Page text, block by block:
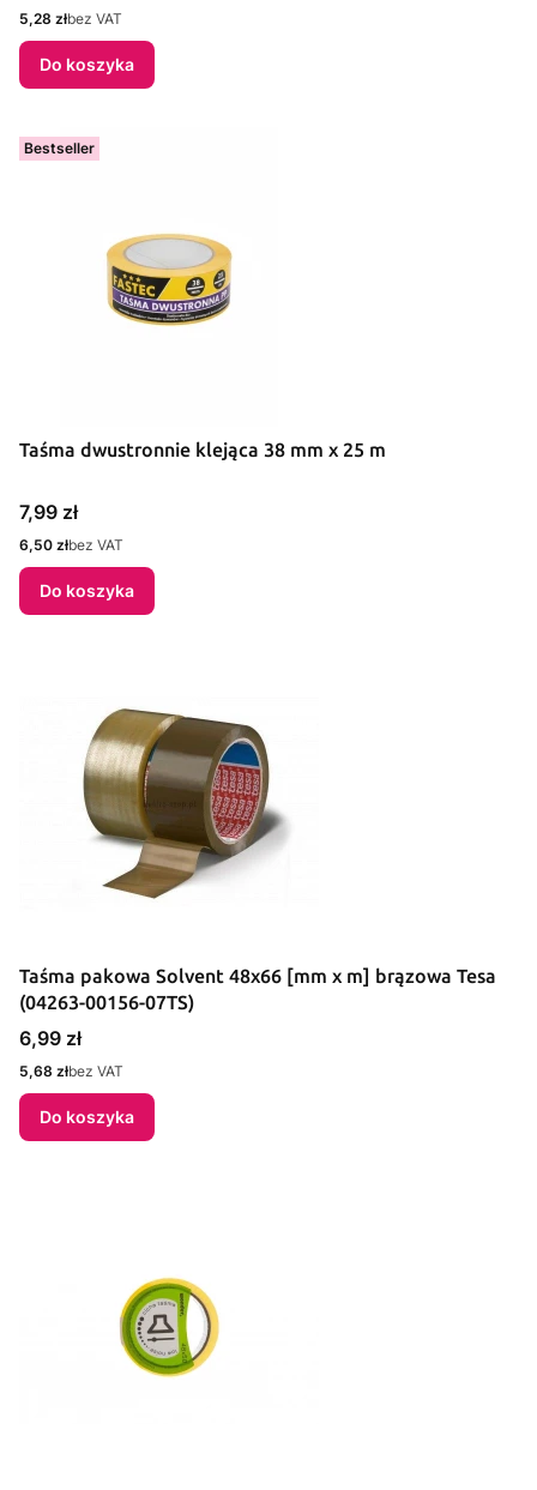
Cena
5,28 złbez VAT
Do koszyka
Bestseller
Taśma dwustronnie klejąca 38 mm x 25 m
Cena
7,99 zł
Cena
6,50 złbez VAT
Do koszyka
Taśma pakowa Solvent 48x66 [mm x m] brązowa Tesa
(04263-00156-07TS)
Cena
6,99 zł
Cena
5,68 złbez VAT
Do koszyka